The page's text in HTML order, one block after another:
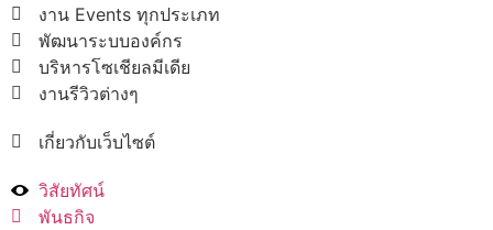
งาน Events ทุกประเภท
พัฒนาระบบองค์กร
บริหารโซเชียลมีเดีย
งานรีวิวต่างๆ
เกี่ยวกับเว็บไซต์
วิสัยทัศน์
พันธกิจ